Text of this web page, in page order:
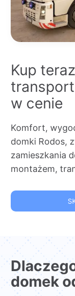
Kup
w cenie
Komfort,
domki Rodos,
zamieszkania
montażem,
domek